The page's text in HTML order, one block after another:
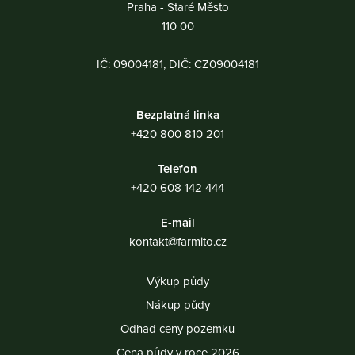
Praha - Staré Město
110 00
IČ: 09004181, DIČ: CZ09004181
Výkup půdy
Nákup půdy
Odhad ceny pozemku
Bezplatná linka
+420 800 810 201
Telefon
+420 608 142 444
E-mail
kontakt@farmito.cz